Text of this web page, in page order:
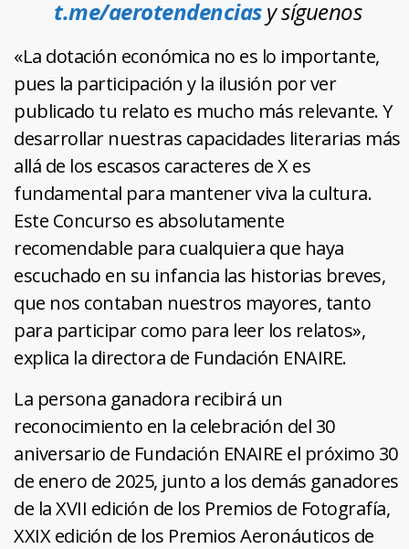
t.me/aerotendenciasy síguenos
«La dotación económica no es lo importante,
pues la participación y la ilusión por ver
publicado tu relato es mucho más relevante. Y
desarrollar nuestras capacidades literarias más
allá de los escasos caracteres de X es
fundamental para mantener viva la cultura.
Este Concurso es absolutamente
recomendable para cualquiera que haya
escuchado en su infancia las historias breves,
que nos contaban nuestros mayores, tanto
para participar como para leer los relatos»,
explica la directora de Fundación ENAIRE.
La persona ganadora recibirá un
reconocimiento en la celebración del 30
aniversario de Fundación ENAIRE el próximo 30
de enero de 2025, junto a los demás ganadores
de la XVII edición de los Premios de Fotografía,
XXIX edición de los Premios Aeronáuticos de